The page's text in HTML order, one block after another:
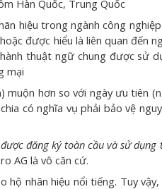
Hàn Quốc, Trung Quốc
hiệu trong ngành công
được hiểu là liên quan đến
thuật ngữ chung được sử
mại
hơn so với ngày ưu tiên
có nghĩa vụ phải bảo vệ
được đăng ký toàn cầu và sử
AG là vô căn cứ.
nhãn hiệu nổi tiếng. Tuy vậy,